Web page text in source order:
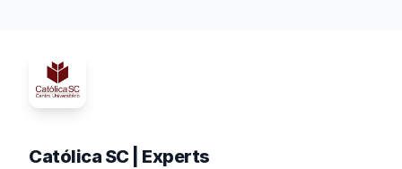
Católica SC | Experts